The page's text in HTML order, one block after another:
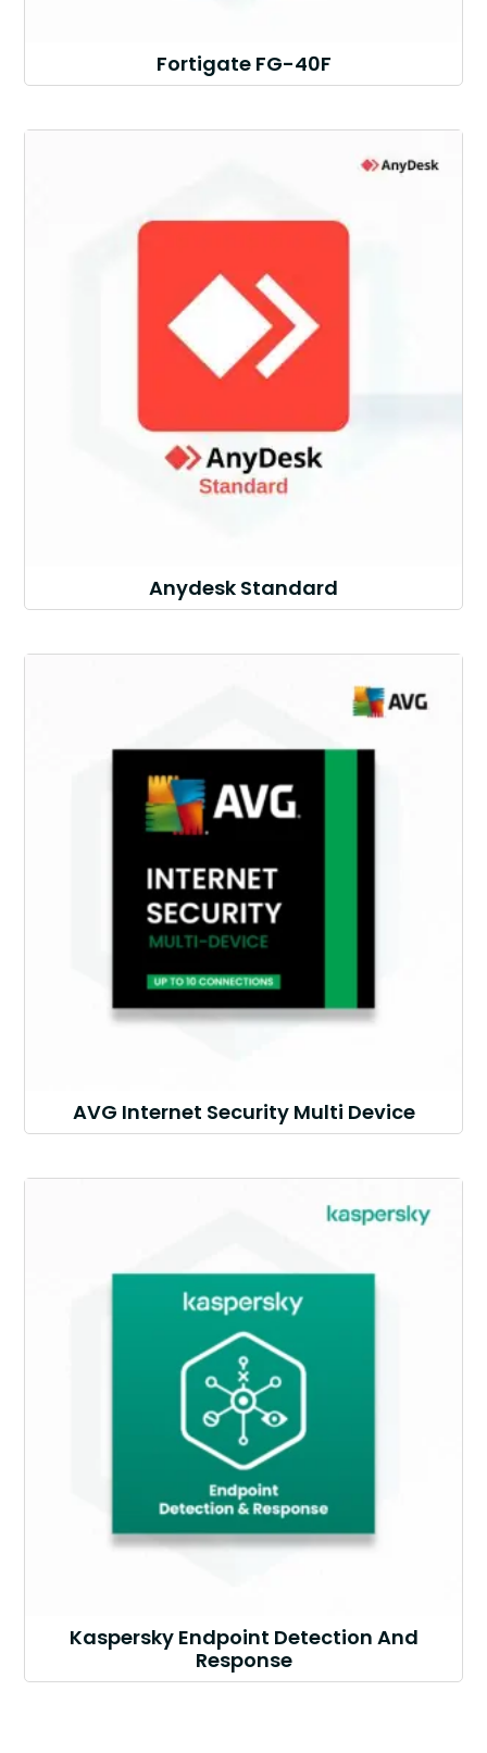
Fortigate FG-40F
Anydesk Standard
AVG Internet Security Multi Device
Kaspersky Endpoint Detection And
Response